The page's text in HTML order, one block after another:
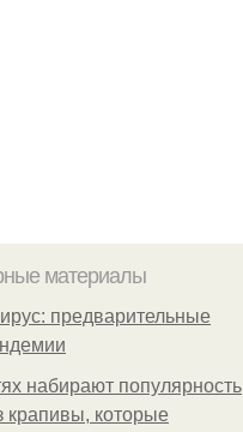
материалы
предварительные
набирают популярность
крапивы, которые